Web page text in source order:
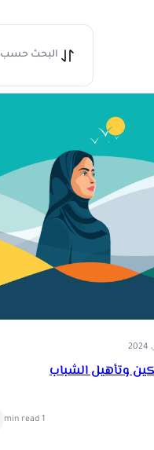
البحث حسب
وتأهيل الشباب
1 min read